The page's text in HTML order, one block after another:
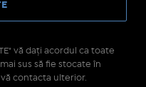
vă daţi acordul ca toate
sus să fie stocate în
contacta ulterior.